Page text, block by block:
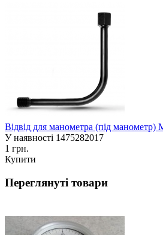
Відвід для манометра (під манометр)
У наявності 1475282017
1 грн.
Купити
Переглянуті товари